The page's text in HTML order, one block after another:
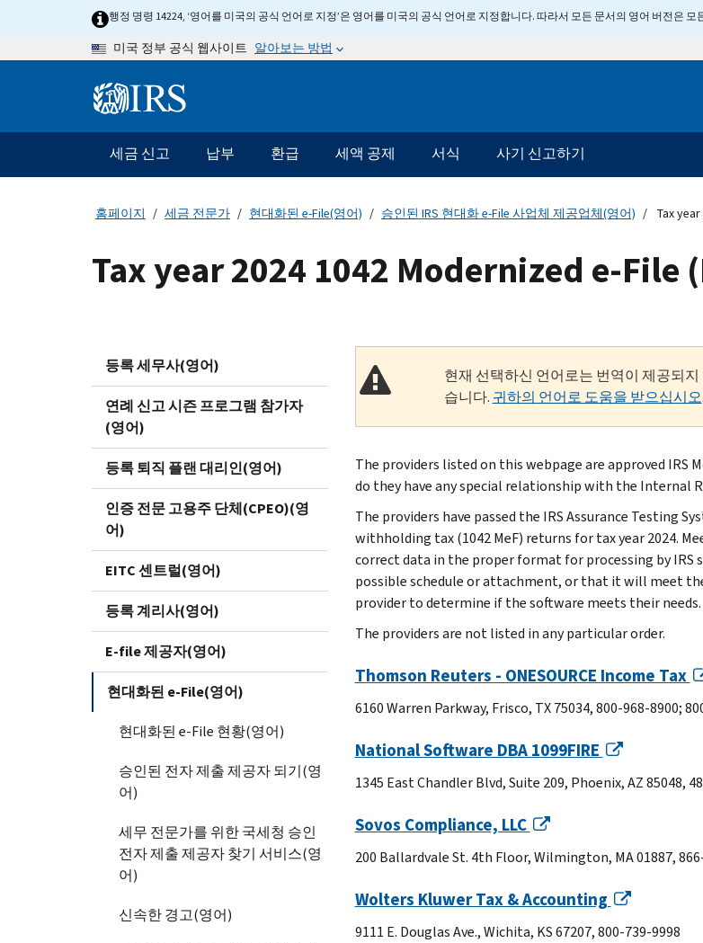
행정 명령 14224, ‘영어를 미국의 공식 언어로 지정’은 영어를 미국의 공식 언어로 지정합니다. 따라서 모든 문서의 영어 버전은
미국 정부 공식 웹사이트 알아보는 방법
Information
메
인
네
게
이
세금 신고 납부 환급 세액 공제 서식 사기 신고하기
홈페이지 세금 전문가 현대화된 e-File(영어) 승인된 IRS 현대화 e-File 사업체 제공업체(영어) Tax
Tax year 2024 1042 Modernized e-File
등록 세무사(영어)
연례 신고 시즌 프로그램 참가자
(영어)
등록 퇴직 플랜 대리인(영어)
인증 전문 고용주 단체(CPEO)(영
어)
EITC 센트럴(영어)
등록 계리사(영어)
E-file 제공자(영어)
현대화된 e-File(영어)
현대화된 e-File 현황(영어)
승인된 전자 제출 제공자 되기(영
어)
세무 전문가를 위한 국세청 승인
전자 제출 제공자 찾기 서비스(영
어)
신속한 경고(영어)
현재 선택하신 언어로는 번역이 제공되
습니다. 귀하의 언어로 도움을 받으십시오.
The providers listed on this webpage are approved IRS
do they have any special relationship with the Internal
The providers have passed the IRS Assurance Testing
withholding tax (1042 MeF) returns for tax year 2024.
correct data in the proper format for processing by IRS
possible schedule or attachment, or that it will meet
provider to determine if the software meets their needs.
The providers are not listed in any particular order.
Thomson Reuters - ONESOURCE Income Tax
6160 Warren Parkway, Frisco, TX 75034, 800-968-8900;
National Software DBA 1099FIRE
1345 East Chandler Blvd, Suite 209, Phoenix, AZ 85048,
Sovos Compliance, LLC
200 Ballardvale St. 4th Floor, Wilmington, MA 01887,
Wolters Kluwer Tax & Accounting
9111 E. Douglas Ave., Wichita, KS 67207, 800-739-9998